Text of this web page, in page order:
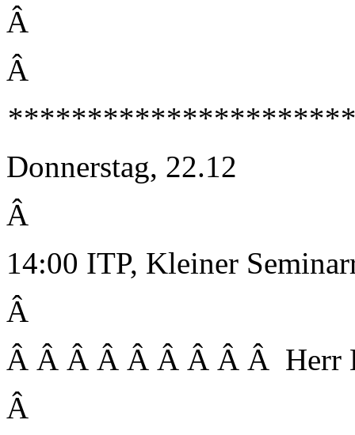
Â
Â
Donnerstag, 22.12
Â
14:00 ITP, Kleiner
Â
Â Â Â Â Â Â Â Â Â Herr
Â